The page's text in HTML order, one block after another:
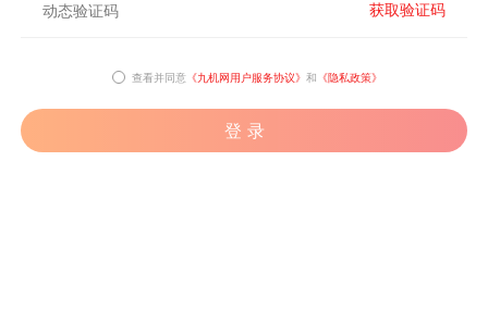
获取验证码
查看并同意 《九机网用户服务协议》 和 《隐私政策》
登 录